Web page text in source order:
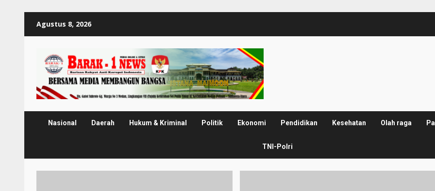
Agustus 8, 2026
Nasional Daerah Hukum & Kriminal Politik Ekonomi Pendidikan Kesehatan Olah raga
TNI-Polri